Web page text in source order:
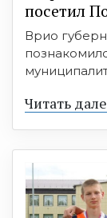
посетил
Врио
Читать